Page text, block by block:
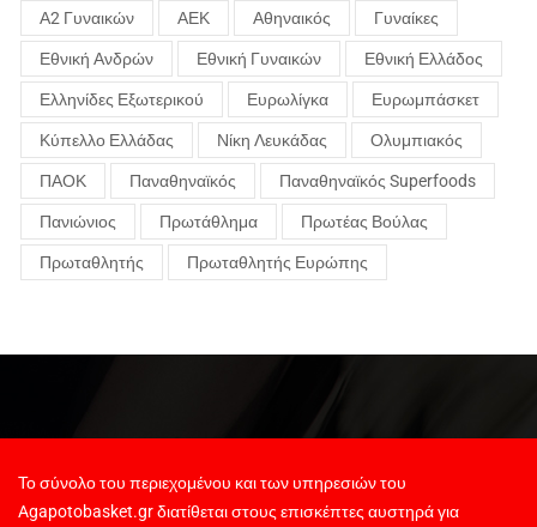
Α2 Γυναικών ΑΕΚ Αθηναικός Γυναίκες
Εθνική Ανδρών Εθνική Γυναικών Εθνική Ελλάδος
Ελληνίδες Εξωτερικού Ευρωλίγκα Ευρωμπάσκετ
Κύπελλο Ελλάδας Νίκη Λευκάδας Ολυμπιακός
ΠΑΟΚ Παναθηναϊκός Παναθηναϊκός Superfoods
Πανιώνιος Πρωτάθλημα Πρωτέας Βούλας
Πρωταθλητής Πρωταθλητής Ευρώπης
Το σύνολο του περιεχομένου και των υπηρεσιών του
Agapotobasket.gr διατίθεται στους επισκέπτες αυστηρά για